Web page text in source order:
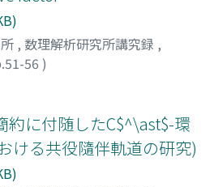
, 数理解析研究所講究録 ,
56 )
約に付随したC$^\ast$-環
ける共役隨伴軌道の研究)